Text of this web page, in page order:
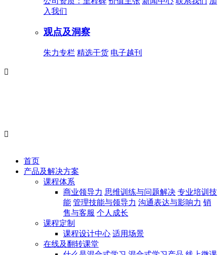
入我们
观点及洞察
朱力专栏 精选干货 电子越刊


首页
产品及解决方案
课程体系
商业领导力 思维训练与问题解决 专业培训技
能 管理技能与领导力 沟通表达与影响力 销
售与客服 个人成长
课程定制
课程设计中心 适用场景
在线及翻转课堂